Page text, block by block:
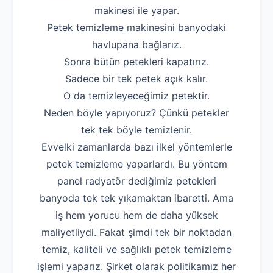
Hakkımızda
makinesi ile yapar.
Petek temizleme makinesini banyodaki
havlupana bağlarız.
Sonra bütün petekleri kapatırız.
Sadece bir tek petek açık kalır.
O da temizleyeceğimiz petektir.
Neden böyle yapıyoruz? Çünkü petekler
tek tek böyle temizlenir.
Evvelki zamanlarda bazı ilkel yöntemlerle
petek temizleme yaparlardı. Bu yöntem
panel radyatör dediğimiz petekleri
banyoda tek tek yıkamaktan ibaretti. Ama
iş hem yorucu hem de daha yüksek
maliyetliydi. Fakat şimdi tek bir noktadan
temiz, kaliteli ve sağlıklı petek temizleme
işlemi yaparız. Şirket olarak politikamız her